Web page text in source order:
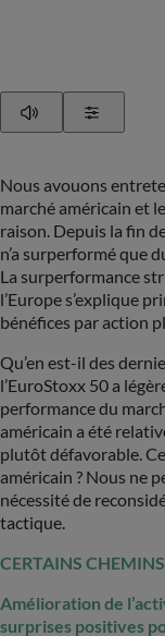
Nous avouons
marché américain et
raison. Depuis la fin
n’a surperformé que
La surperformance
l’Europe s’explique
bénéfices par action
Qu’en est-il des
l’EuroStoxx 50 a
performance du
américain a été
plutôt défavorable.
américain ? Nous ne
nécessité de
tactique.
CERTAINS
Amélioration de
surprises positives